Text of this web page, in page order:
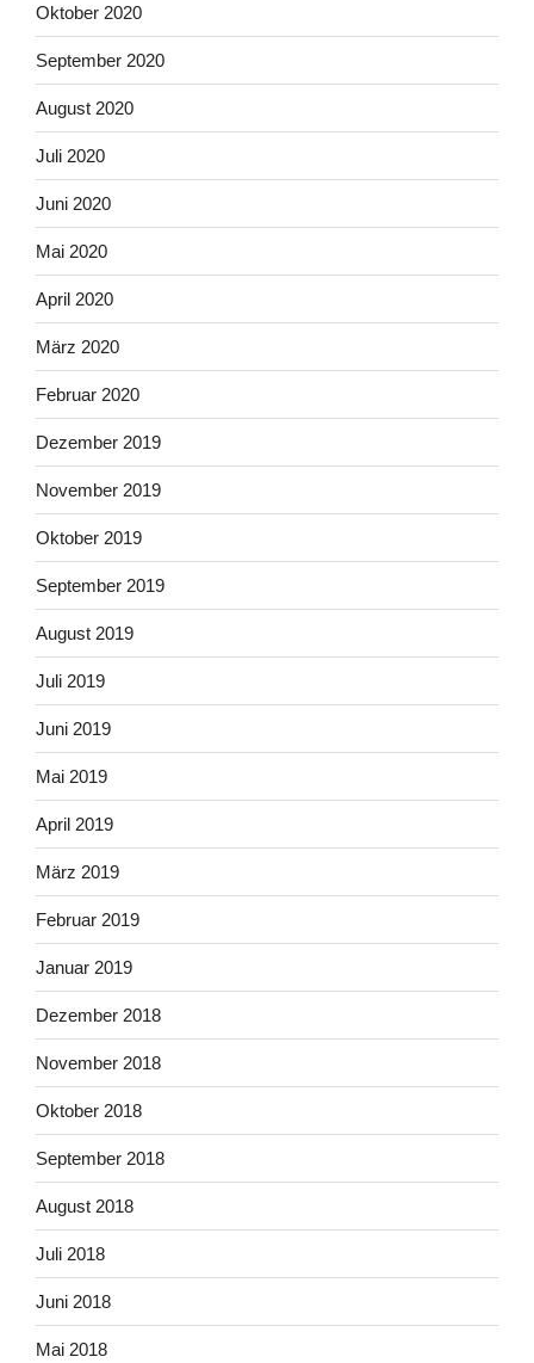
Oktober 2020
September 2020
August 2020
Juli 2020
Juni 2020
Mai 2020
April 2020
März 2020
Februar 2020
Dezember 2019
November 2019
Oktober 2019
September 2019
August 2019
Juli 2019
Juni 2019
Mai 2019
April 2019
März 2019
Februar 2019
Januar 2019
Dezember 2018
November 2018
Oktober 2018
September 2018
August 2018
Juli 2018
Juni 2018
Mai 2018